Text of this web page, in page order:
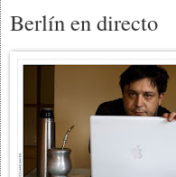
Berlín en directo